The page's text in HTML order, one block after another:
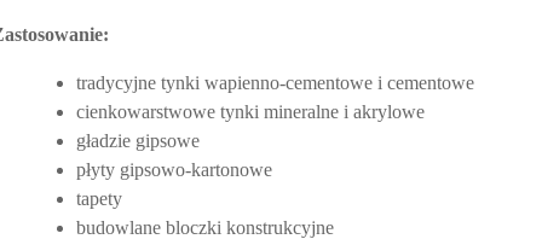
tradycyjne tynki wapienno-cementowe i cementowe
cienkowarstwowe tynki mineralne i akrylowe
gładzie gipsowe
płyty gipsowo-kartonowe
tapety
budowlane bloczki konstrukcyjne